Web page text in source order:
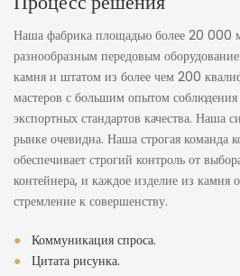
Наша фабрика площадью более 20 000
разнообразным передовым
камня и штатом из более чем 200
мастеров с большим опытом
экспортных стандартов качества. Наша
рынке очевидна. Наша строгая команда
обеспечивает строгий контроль от
контейнера, и каждое изделие из камня
стремление к совершенству.
● Коммуникация спроса.
● Цитата рисунка.